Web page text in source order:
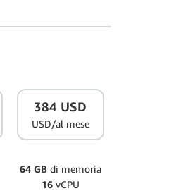
384 USD
USD/al mese
64 GBdi memoria
16 vCPU